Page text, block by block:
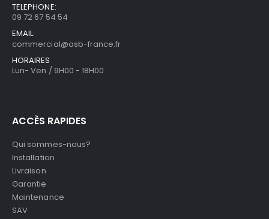
TELEPHONE:
09 72 67 54 54
EMAIL:
commercial@asb-france.fr
HORAIRES
Lun- Ven / 9H00 - 18H00
ACCÈS RAPIDES
Qui sommes-nous?
Installation
Livraison
Garantie
Maintenance
SAV